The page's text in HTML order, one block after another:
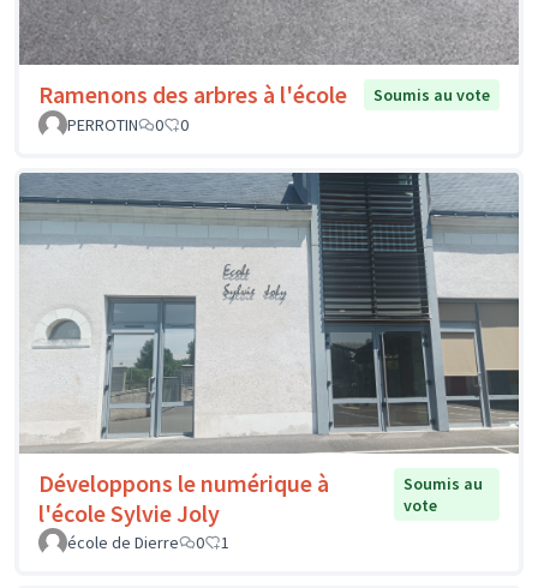
Ramenons des arbres à l'école
Soumis au vote
PERROTIN
0 0
Développons le numérique à
l'école Sylvie Joly
Soumis au
vote
école de Dierre
0 1